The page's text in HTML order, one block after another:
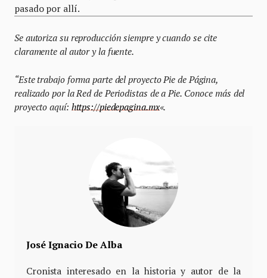
pasado por allí.
Se autoriza su reproducción siempre y cuando se cite
claramente al autor y la fuente.
“Este trabajo forma parte del proyecto Pie de Página,
realizado por la Red de Periodistas de a Pie. Conoce más del
proyecto aquí: https://piedepagina.mx«.
José Ignacio De Alba
Cronista interesado en la historia y autor de la